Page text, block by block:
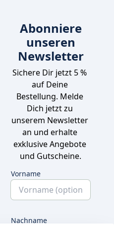
Abonniere
unseren
Newsletter
Sichere Dir jetzt 5 %
auf Deine
Bestellung. Melde
Dich jetzt zu
unserem Newsletter
an und erhalte
exklusive Angebote
und Gutscheine.
Vorname
Nachname